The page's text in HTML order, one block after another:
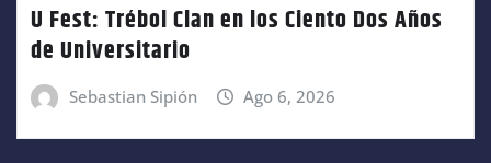
U Fest: Trébol Clan en los Ciento Dos Años
de Universitario
Sebastian Sipión Ago 6, 2026